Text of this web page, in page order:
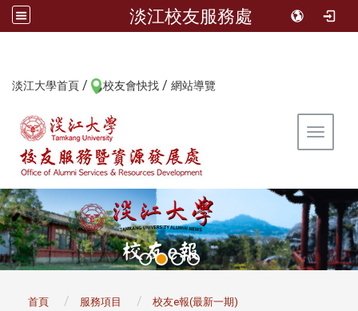
淡江校友服務處
淡江大學首頁 / 校友會快找 / 網站導覽
Toggle
首頁 服務項目
校友e報(最新一期)